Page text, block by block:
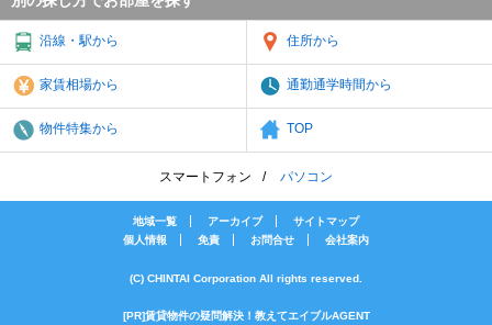
沿線・駅から 住所から
家賃相場から 通勤通学時間から
物件特集から TOP
スマートフォン パソコン
地域一覧 アーカイブ
サイトマップ
個人情報
免責 お問合せ 会社案内
(C) CHINTAI Corporation All rights reserved.
[PR]賃貸物件の疑問解決！教えてエイブルAGENT